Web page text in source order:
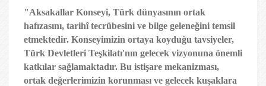
"Aksakallar Konseyi, Türk dünyasının ortak
hafızasını, tarihî tecrübesini ve bilge geleneğini temsil
etmektedir. Konseyimizin ortaya koyduğu tavsiyeler,
Türk Devletleri Teşkilatı'nın gelecek vizyonuna önemli
katkılar sağlamaktadır. Bu istişare mekanizması,
ortak değerlerimizin korunması ve gelecek kuşaklara